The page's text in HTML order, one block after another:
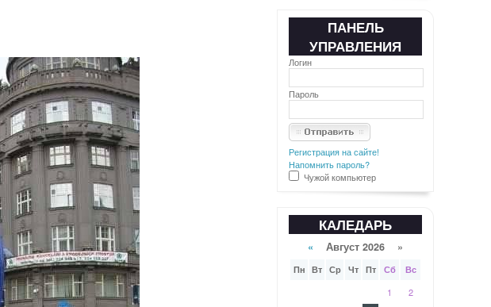
ПАНЕЛЬ
УПРАВЛЕНИЯ
Логин
Пароль
Регистрация на сайте!
Напомнить пароль?
Чужой компьютер
КАЛЕДАРЬ
« Август 2026 »
Пн Вт Ср Чт Пт Сб Вс
1
2